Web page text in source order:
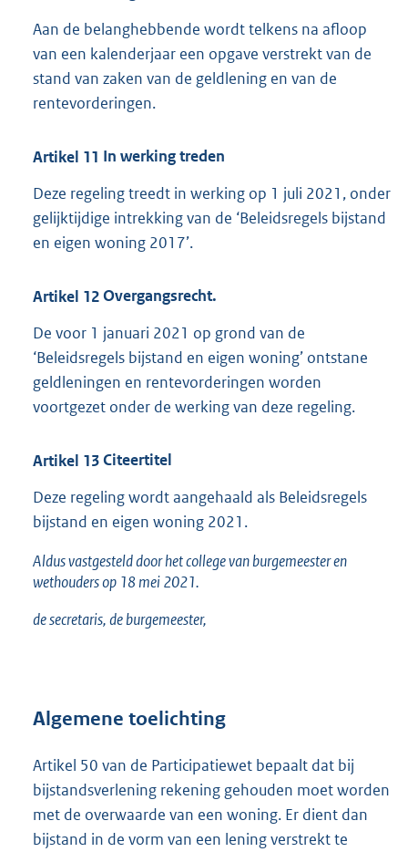
Aan de belanghebbende wordt telkens na afloop
van een kalenderjaar een opgave verstrekt van de
stand van zaken van de geldlening en van de
rentevorderingen.
Artikel 11 In werking treden
Deze regeling treedt in werking op 1 juli 2021, onder
gelijktijdige intrekking van de ‘Beleidsregels bijstand
en eigen woning 2017’.
Artikel 12Overgangsrecht.
De voor 1 januari 2021 op grond van de
‘Beleidsregels bijstand en eigen woning’ ontstane
geldleningen en rentevorderingen worden
voortgezet onder de werking van deze regeling.
Artikel 13Citeertitel
Deze regeling wordt aangehaald als Beleidsregels
bijstand en eigen woning 2021.
Aldus vastgesteld door het college van burgemeester en
wethouders op 18 mei 2021.
de secretaris, de burgemeester,
Algemene toelichting
Artikel 50 van de Participatiewet bepaalt dat bij
bijstandsverlening rekening gehouden moet worden
met de overwaarde van een woning. Er dient dan
bijstand in de vorm van een lening verstrekt te